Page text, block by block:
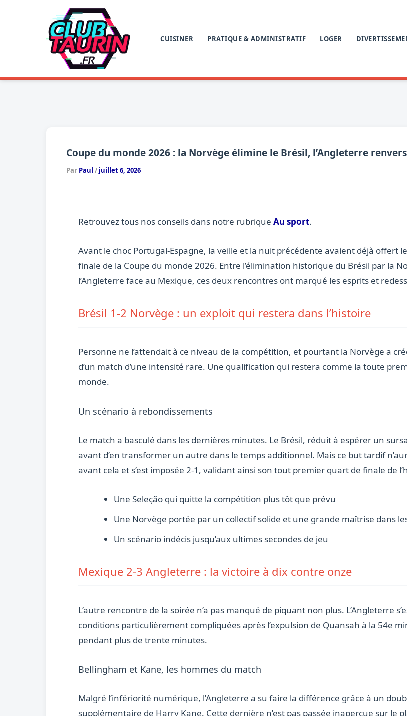
CUISINER PRATIQUE & ADMINISTRATIF LOGER
Coupe du monde 2026 : la Norvège élimine le Brésil, l’Angleterre
Par Paul / juillet 6, 2026
Retrouvez tous nos conseils dans notre rubrique Au sport.
Avant le choc Portugal-Espagne, la veille et la nuit précédente avaient déjà offert
finale de la Coupe du monde 2026. Entre l’élimination historique du Brésil par la
l’Angleterre face au Mexique, ces deux rencontres ont marqué les esprits et
Brésil 1-2 Norvège : un exploit qui restera dans l’histoire
Personne ne l’attendait à ce niveau de la compétition, et pourtant la Norvège a
d’un match d’une intensité rare. Une qualification qui restera comme la toute
monde.
Un scénario à rebondissements
Le match a basculé dans les dernières minutes. Le Brésil, réduit à espérer un
avant d’en transformer un autre dans le temps additionnel. Mais ce but tardif
avant cela et s’est imposée 2-1, validant ainsi son tout premier quart de finale de
Une Seleção qui quitte la compétition plus tôt que prévu
Une Norvège portée par un collectif solide et une grande maîtrise dans
Un scénario indécis jusqu’aux ultimes secondes de jeu
Mexique 2-3 Angleterre : la victoire à dix contre onze
L’autre rencontre de la soirée n’a pas manqué de piquant non plus. L’Angleterre
conditions particulièrement compliquées après l’expulsion de Quansah à la 54e
pendant plus de trente minutes.
Bellingham et Kane, les hommes du match
Malgré l’infériorité numérique, l’Angleterre a su faire la différence grâce à un
supplémentaire de Harry Kane. Cette dernière n’est pas passée inaperçue sur le